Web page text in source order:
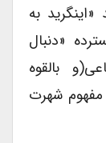
به
گسترده «دنبال
بالقوه
شهرت